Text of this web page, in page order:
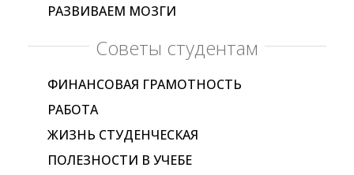
РАЗВИВАЕМ МОЗГИ
Советы студентам
ФИНАНСОВАЯ ГРАМОТНОСТЬ
РАБОТА
ЖИЗНЬ СТУДЕНЧЕСКАЯ
ПОЛЕЗНОСТИ В УЧЕБЕ